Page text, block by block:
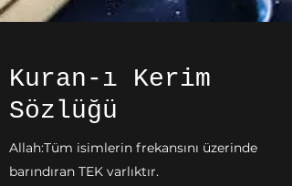
Kuran-ı Kerim
Sözlüğü
Allah:Tüm isimlerin frekansını üzerinde
barındıran TEK varlıktır.